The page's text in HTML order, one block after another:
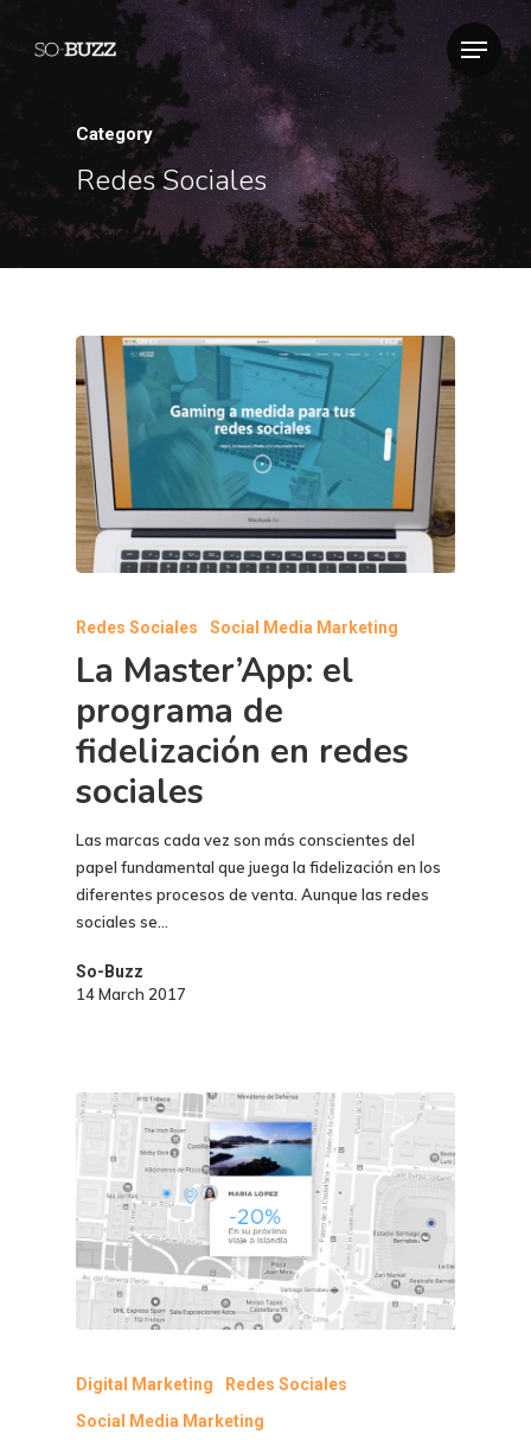
Category
Redes Sociales
Redes Sociales Social Media Marketing
La Master’App: el
programa de
fidelización en redes
sociales
Las marcas cada vez son más conscientes del
papel fundamental que juega la fidelización en los
diferentes procesos de venta. Aunque las redes
sociales se…
So-Buzz
14 March 2017
Digital Marketing
Redes Sociales
Social Media Marketing